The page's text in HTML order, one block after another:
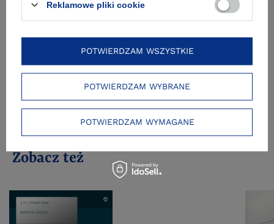
Dostawa i płatność
Zobacz też
Reklamowe pliki cookie
POTWIERDZAM WYBRANE
POTWIERDZAM WYMAGANE
POTWIERDZAM WSZYSTKIE